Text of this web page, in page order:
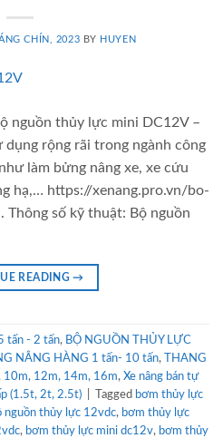
CHÍN, 2023 BY HUYEN
nguồn thủy lực mini DC12V –
rộng rãi trong ngành công
làm bửng nâng xe, xe cứu
hạ,… https://xenang.pro.vn/bo-
số kỹ thuật: Bộ nguồn
READING→
tấn - 2 tấn, BỘ NGUỒN THỦY LỰC
NÂNG HÀNG 1 tấn- 10 tấn,
THANG
10m, 12m, 14m, 16m, Xe nâng bán tự
(1.5t, 2t, 2.5t) Tagged bơm thủy lực
nguồn thủy lực 12vdc, bơm thủy lực
, bơm thủy lực mini dc12v, bơm thủy